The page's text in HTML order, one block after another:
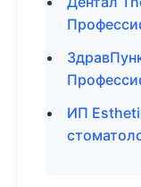
ИП